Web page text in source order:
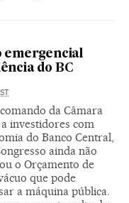
emergencial
do BC
da Câmara
a investidores com
do Banco Central,
ainda não
o Orçamento de
que pode
a máquina pública.